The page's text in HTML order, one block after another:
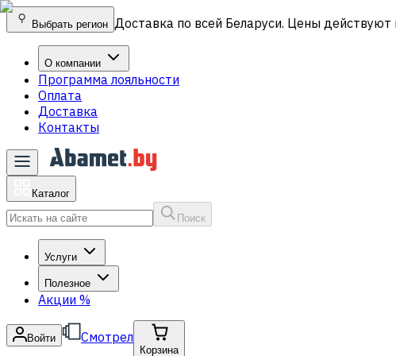
Выбрать регион Доставка по всей Беларуси. Цены
О компании
Программа лояльности
Оплата
Доставка
Контакты
Каталог
Поиск
Услуги
Полезное
Акции %
Войти Смотрел
Корзина